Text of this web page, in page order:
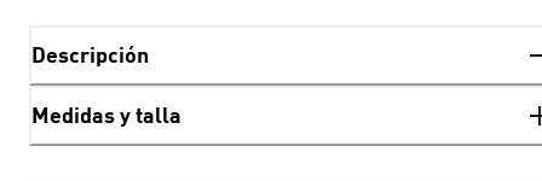
Descripción
Medidas y talla